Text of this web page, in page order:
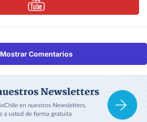
Mostrar Comentarios